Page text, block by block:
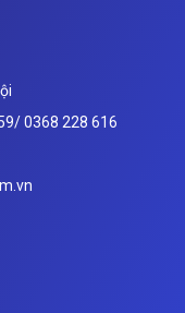
0368 228 616